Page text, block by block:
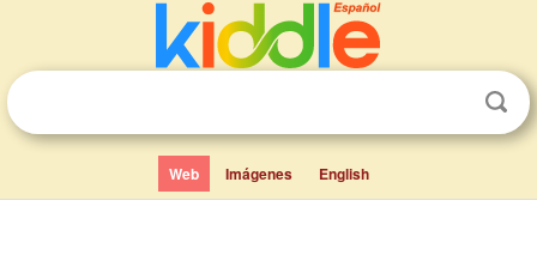
Web Imágenes English